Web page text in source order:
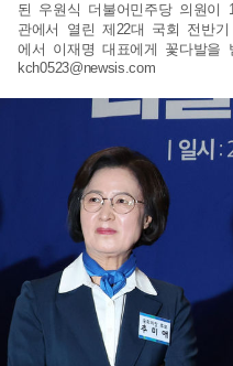
된 우원식 더불어민주당 의원이
관에서 열린 제22대 국회 전반
에서 이재명 대표에게 꽃다발을
kch0523@newsis.com